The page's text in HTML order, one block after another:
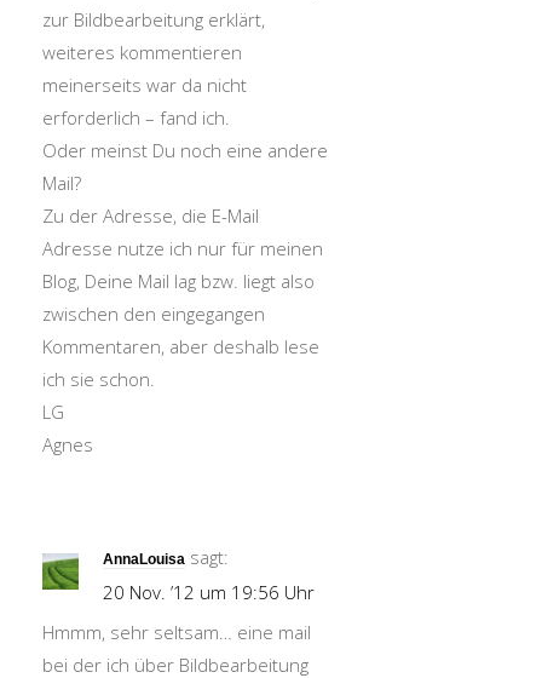
zur Bildbearbeitung erklärt,
weiteres kommentieren
meinerseits war da nicht
erforderlich – fand ich.
Oder meinst Du noch eine andere
Mail?
Zu der Adresse, die E-Mail
Adresse nutze ich nur für meinen
Blog, Deine Mail lag bzw. liegt also
zwischen den eingegangen
Kommentaren, aber deshalb lese
ich sie schon.
LG
Agnes
AnnaLouisa sagt:
20 Nov. ’12 um 19:56 Uhr
Hmmm, sehr seltsam… eine mail
bei der ich über Bildbearbeitung